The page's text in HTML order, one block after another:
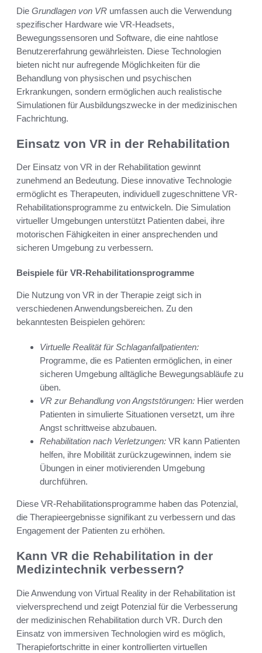
Die Grundlagen von VR umfassen auch die Verwendung
spezifischer Hardware wie VR-Headsets,
Bewegungssensoren und Software, die eine nahtlose
Benutzererfahrung gewährleisten. Diese Technologien
bieten nicht nur aufregende Möglichkeiten für die
Behandlung von physischen und psychischen
Erkrankungen, sondern ermöglichen auch realistische
Simulationen für Ausbildungszwecke in der medizinischen
Fachrichtung.
Einsatz von VR in der Rehabilitation
Der Einsatz von VR in der Rehabilitation gewinnt
zunehmend an Bedeutung. Diese innovative Technologie
ermöglicht es Therapeuten, individuell zugeschnittene VR-
Rehabilitationsprogramme zu entwickeln. Die Simulation
virtueller Umgebungen unterstützt Patienten dabei, ihre
motorischen Fähigkeiten in einer ansprechenden und
sicheren Umgebung zu verbessern.
Beispiele für VR-Rehabilitationsprogramme
Die Nutzung von VR in der Therapie zeigt sich in
verschiedenen Anwendungsbereichen. Zu den
bekanntesten Beispielen gehören:
Virtuelle Realität für Schlaganfallpatienten:
Programme, die es Patienten ermöglichen, in einer
sicheren Umgebung alltägliche Bewegungsabläufe zu
üben.
VR zur Behandlung von Angststörungen: Hier werden
Patienten in simulierte Situationen versetzt, um ihre
Angst schrittweise abzubauen.
Rehabilitation nach Verletzungen: VR kann Patienten
helfen, ihre Mobilität zurückzugewinnen, indem sie
Übungen in einer motivierenden Umgebung
durchführen.
Diese VR-Rehabilitationsprogramme haben das Potenzial,
die Therapieergebnisse signifikant zu verbessern und das
Engagement der Patienten zu erhöhen.
Kann VR die Rehabilitation in der
Medizintechnik verbessern?
Die Anwendung von Virtual Reality in der Rehabilitation ist
vielversprechend und zeigt Potenzial für die Verbesserung
der medizinischen Rehabilitation durch VR. Durch den
Einsatz von immersiven Technologien wird es möglich,
Therapiefortschritte in einer kontrollierten virtuellen